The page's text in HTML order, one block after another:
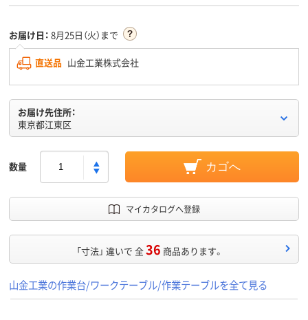
お届け日： 8月25日（火）まで
直送品 山金工業株式会社
お届け先住所：
東京都江東区
数量 カゴへ
マイカタログへ登録
「寸法」 違いで 全36 商品あります。
山金工業の作業台/ワークテーブル/作業テーブルを全て見る